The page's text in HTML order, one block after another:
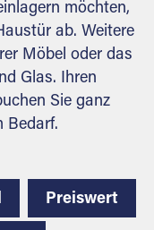
möchten,
ab. Weitere
Möbel oder das
Glas. Ihren
Sie ganz
Bedarf.
Preiswert